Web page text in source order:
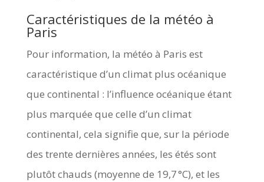
Caractéristiques de la météo à
Paris
Pour information, la météo à Paris est
caractéristique d’un climat plus océanique
que continental : l’influence océanique étant
plus marquée que celle d’un climat
continental, cela signifie que, sur la période
des trente dernières années, les étés sont
plutôt chauds (moyenne de 19,7 °C), et les